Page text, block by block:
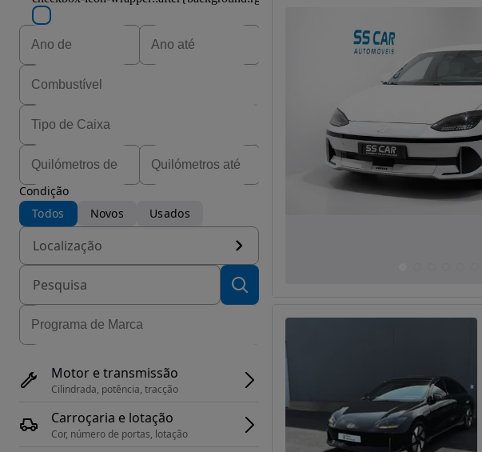
Condição
Todos
Novos Usados
Localização
Motor e transmissão
Cilindrada, potência, tracção
Carroçaria e lotação
Cor, número de portas, lotação